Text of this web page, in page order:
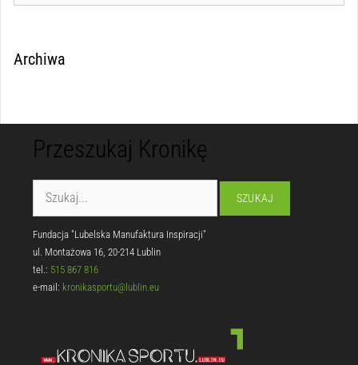
Archiwa
Przeszukaj Kronikę
Fundacja "Lubelska Manufaktura Inspiracji"
ul. Montażowa 16, 20-214 Lublin
tel.: 515 867 816
e-mail: kronikasportu@lublin.eu